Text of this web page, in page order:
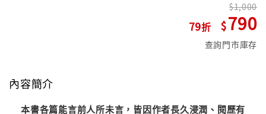
79
1,000
790
查詢門市庫存
內容簡介
本書各篇能言前人所未言，皆因作者長久浸潤、閱歷有